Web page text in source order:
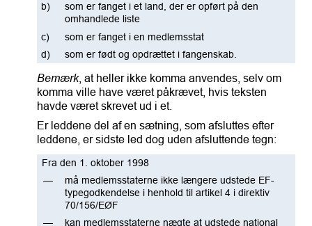
som er fanget i et land, der er opført på den
omhandlede liste
som er fanget i en medlemsstat
som er født og opdrættet i fangenskab.
Bemærk, at heller ikke komma anvendes, selv om
komma ville have været påkrævet, hvis teksten
havde været skrevet ud i et.
Er leddene del af en sætning, som afsluttes efter
leddene, er sidste led dog uden afsluttende tegn:
Fra den 1. oktober 1998
må medlemsstaterne ikke længere udstede EF-
typegodkendelse i henhold til artikel 4 i direktiv
70/156/EØF
kan medlemsstaterne nægte at udstede national